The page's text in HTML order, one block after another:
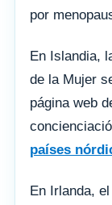
por
En Islandia,
de la Mujer
página web
países
En Irlanda,